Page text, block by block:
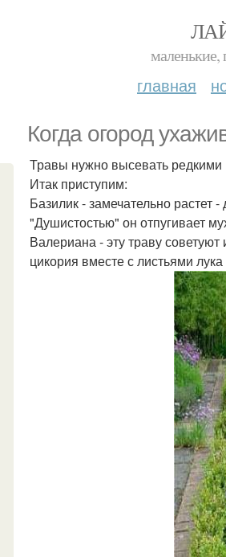
маленькие,
главная
Когда огород
Травы нужно высевать редкими
Итак приступим:
Базилик - замечательно
"Душистостью" он отпугивает
Валериана - эту траву
цикория вместе с листьями